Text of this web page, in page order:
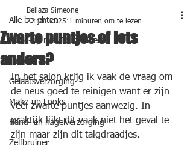
Alle berichten
Make-up met Idun Minerals
Tutorial
Gelaatsverzorging
Make-up Looks
Hand- en nagelverzorging
Zelfbruiner
Zwarte puntjes of iets
anders?
Bellaza Simeone
22 jan 2025 1 minuten om te lezen
In het salon krijg ik vaak de vraag om
de neus goed te reinigen want er zijn
véél zwarte puntjes aanwezig. In
praktijk lijkt dit vaak niet het geval te
zijn maar zijn dit talgdraadjes.